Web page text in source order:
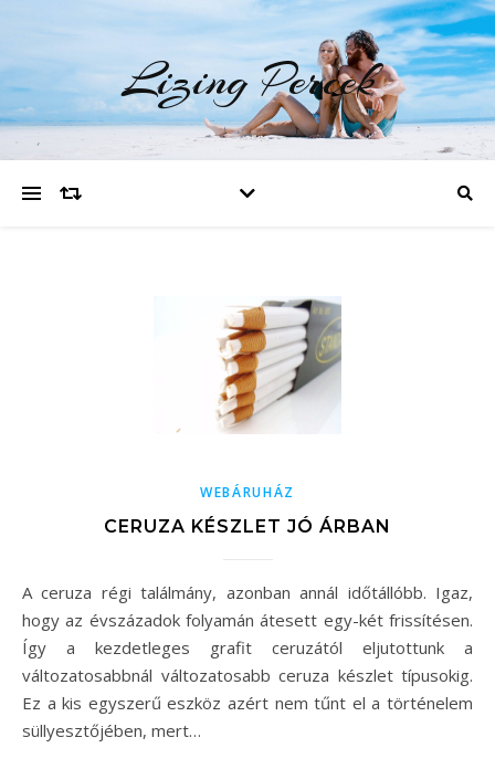
Lizing Percek
WEBÁRUHÁZ
CERUZA KÉSZLET JÓ ÁRBAN
A ceruza régi találmány, azonban annál időtállóbb. Igaz,
hogy az évszázadok folyamán átesett egy-két frissítésen.
Így a kezdetleges grafit ceruzától eljutottunk a
változatosabbnál változatosabb ceruza készlet típusokig.
Ez a kis egyszerű eszköz azért nem tűnt el a történelem
süllyesztőjében, mert…